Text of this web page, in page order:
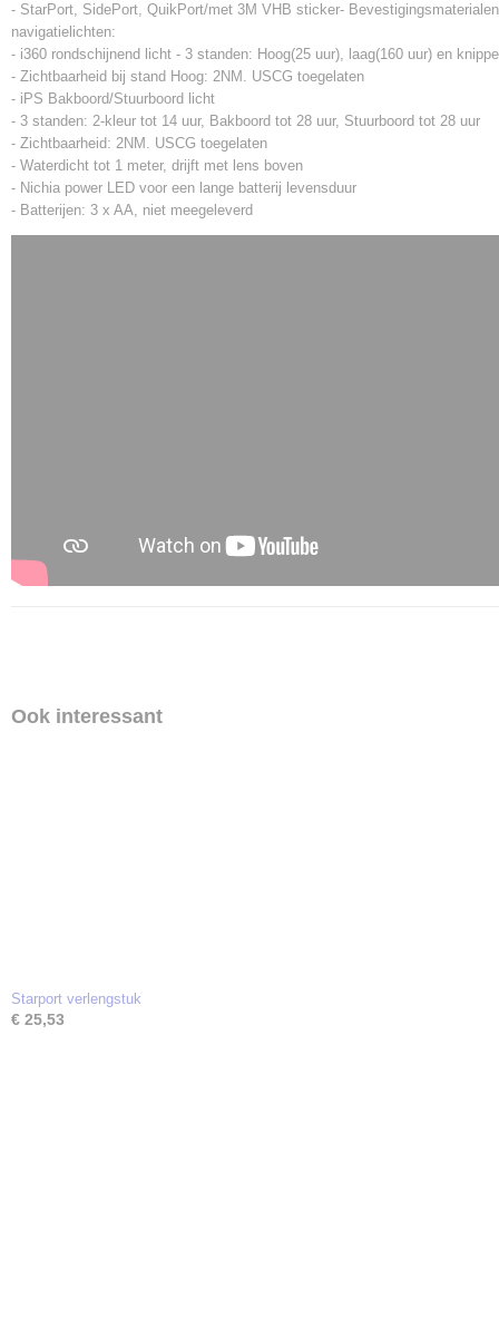
- StarPort, SidePort, QuikPort/met 3M VHB sticker-
navigatielichten:
- i360 rondschijnend licht - 3 standen: Hoog(25 uur), laag(160 uur) en
- Zichtbaarheid bij stand Hoog: 2NM. USCG toegelaten
- iPS Bakboord/Stuurboord licht
- 3 standen: 2-kleur tot 14 uur, Bakboord tot 28 uur, Stuurboord tot 28 uur
- Zichtbaarheid: 2NM. USCG toegelaten
- Waterdicht tot 1 meter, drijft met lens boven
- Nichia power LED voor een lange batterij levensduur
- Batterijen: 3 x AA, niet meegeleverd
Ook interessant
Starport verlengstuk
€ 25,53